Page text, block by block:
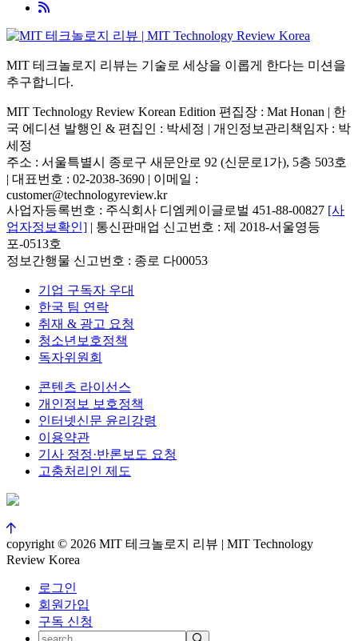
MIT 테크놀로지 리뷰는 기술로 세상을 이롭게 한다는 미션을
추구합니다.
MIT Technology Review Korean Edition 편집장 : Mat Honan | 한
국 에디션 발행인 & 편집인 : 박세정 | 개인정보관리책임자 : 박
세정
주소 : 서울특별시 종로구 새문안로 92 (신문로1가), 5층 503호
| 대표번호 : 02-2038-3690 | 이메일 :
customer@technologyreview.kr
사업자등록번호 : 주식회사 디엠케이글로벌 451-88-00827 [사
업자정보확인] | 통신판매업 신고번호 : 제 2018-서울영등
포-0513호
정보간행물 신고번호 : 종로 다00053
기업 구독자 우대
한국 팀 연락
취재 & 광고 요청
청소년보호정책
독자위원회
콘텐츠 라이선스
개인정보 보호정책
인터넷신문 윤리강령
이용약관
기사 정정·반론보도 요청
고충처리인 제도
copyright © 2026 MIT 테크놀로지 리뷰 | MIT Technology
Review Korea
로그인
회원가입
구독 신청